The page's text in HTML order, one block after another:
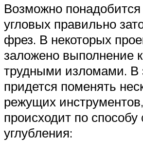
Возможно понадобится
угловых правильно
фрез. В некоторых
заложено выполнение
трудными изломами. В
придется поменять
режущих
происходит по способу
углубления: